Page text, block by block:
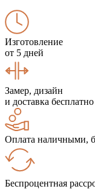
Изготовление
от 5 дней
Замер, дизайн
и доставка бесплатно
Оплата наличными,
Беспроцентная